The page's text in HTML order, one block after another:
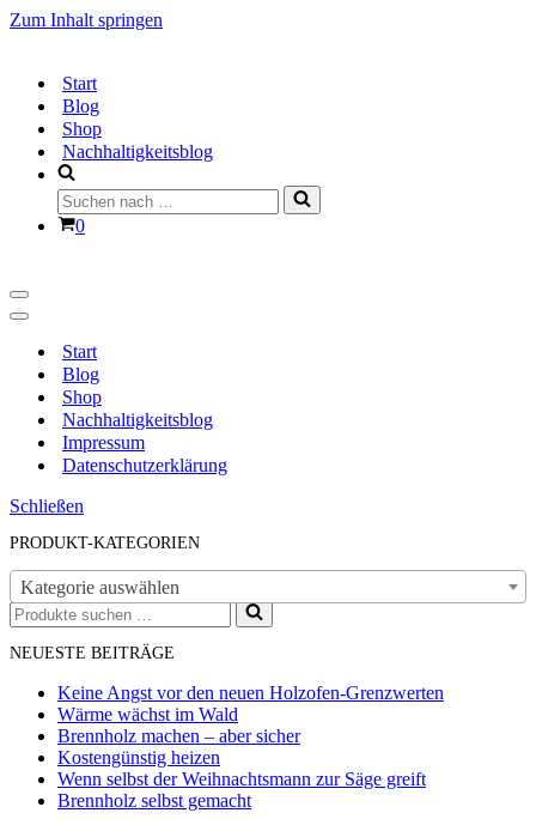
Zum Inhalt springen
Start
Blog
Shop
Nachhaltigkeitsblog
Suchen
nach …
Warenkorb
0
Navigationsmenü
Navigationsmenü
Start
Blog
Shop
Nachhaltigkeitsblog
Impressum
Datenschutzerklärung
Schließen
PRODUKT-KATEGORIEN
Kategorie auswählen
Suchen
nach …
NEUESTE BEITRÄGE
Keine Angst vor den neuen Holzofen-Grenzwerten
Wärme wächst im Wald
Brennholz machen – aber sicher
Kostengünstig heizen
Wenn selbst der Weihnachtsmann zur Säge greift
Brennholz selbst gemacht